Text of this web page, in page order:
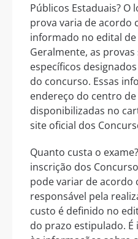
Públicos Estaduais?
prova varia de acordo
informado no edital
Geralmente, as
específicos
do concurso. Essas
endereço do centro
disponibilizadas no
site oficial dos
Quanto custa o
inscrição dos
pode variar de acordo
responsável pela
custo é definido no
do prazo estipulado.